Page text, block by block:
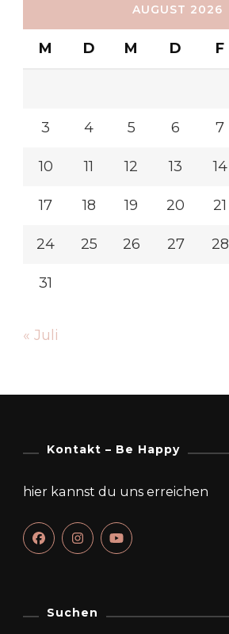
AUGUST 2026
M D M D F
3 4 5 6 7
10 11 12 13 14
17 18 19 20 21
24 25 26 27 28
31
« Juli
Kontakt – Be Happy
hier kannst du uns erreichen
Suchen